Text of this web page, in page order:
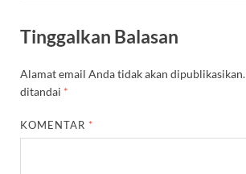
Tinggalkan Balasan
Alamat email Anda tidak akan dipublikasikan.
ditandai *
KOMENTAR *